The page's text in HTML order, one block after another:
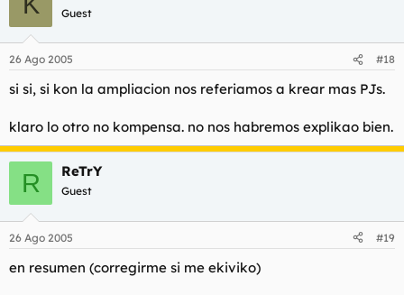
Guest
26 Ago 2005 #18
si si, si kon la ampliacion nos referiamos a krear mas PJs.
klaro lo otro no kompensa. no nos habremos explikao bien.
R ReTrY
Guest
26 Ago 2005 #19
en resumen (corregirme si me ekiviko)